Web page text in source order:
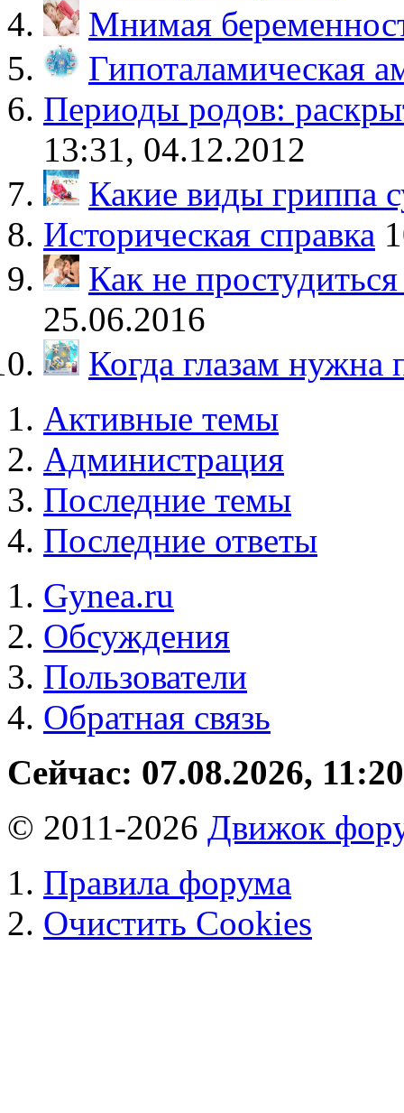
Мнимая
Гипоталамическая
Периоды родов:
13:31, 04.12.2012
Какие виды гриппа
Историческая справка
Как не
25.06.2016
Когда глазам
Активные темы
Администрация
Последние темы
Последние ответы
Gynea.ru
Обсуждения
Пользователи
Обратная связь
Сейчас: 07.08.2026, 11:20
© 2011-2026 Движок
Правила форума
Очистить Cookies